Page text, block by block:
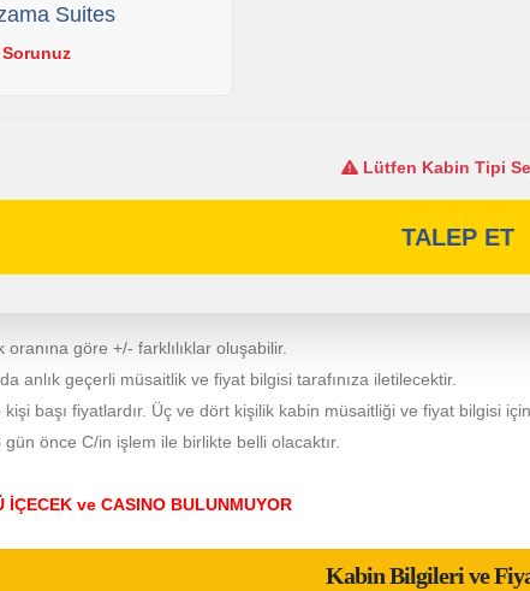
Suites
Sorunuz
Lütfen Kabin Tipi
TALEP ET
göre +/- farklılıklar oluşabilir.
anlık geçerli müsaitlik ve fiyat bilgisi tarafınıza iletilecektir.
başı fiyatlardır. Üç ve dört kişilik kabin müsaitliği ve fiyat bilgisi
önce C/in işlem ile birlikte belli olacaktır.
İÇECEK ve CASINO BULUNMUYOR
Kabin Bilgileri ve